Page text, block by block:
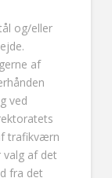
og/eller
af
ved
trafikværn
valg af det
fra det